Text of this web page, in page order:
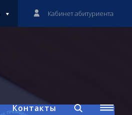
Контакты
Кабинет абитуриента